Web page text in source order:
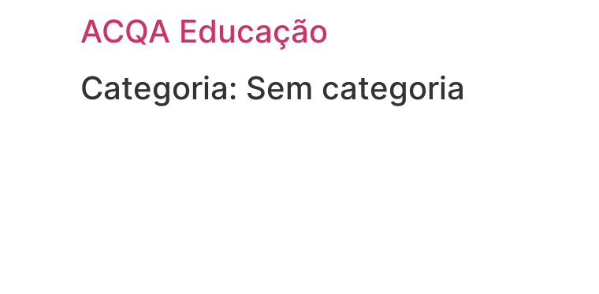
ACQA Educação
Categoria: Sem categoria